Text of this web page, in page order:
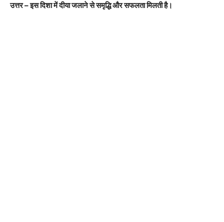
उत्तर – इस दिशा में दीया जलाने से समृद्धि और सफलता मिलती है।